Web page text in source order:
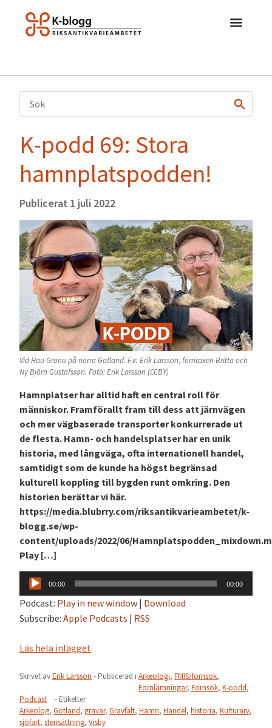
K-podd 69: Stora
hamnplatspodden!
Publicerat 1 juli 2022
Vid Hau Grönu på norra Gotland. F.v: Erik Larsson, forntaxen Britta och
Ny Björn Gustafsson. Foto: Erik Larsson (CCBY)
Hamnplatser har alltid haft en central roll för
människor. Framförallt fram till dess att järnvägen
och mer vägbaserade transporter konkurrerade ut
de flesta. Hamn- och handelsplatser har en unik
historia, med långväga, ofta internationell handel,
samtidigt som de kunde ha högst begränsad
kulturell koppling till bygden runt omkring. Den
historien berättar vi här.
https://media.blubrry.com/riksantikvarieambetet/k-
blogg.se/wp-
content/uploads/2022/06/
Play […]
Ljudspelare
00:00 00:00
Podcast: Play in new window | Download
Subscribe: Apple Podcasts | RSS
Läs hela inlägget
Skrivet avErik Larsson - Publicerad i Arkeologi, FMIS/fornsök,
Fornlämningar, Fornsök, K-podd,
Podcast
- Etiketter
Arkeolog, Gotland, gravar, Gravfält, Hamn, Handel, historia, Kulturarv,
sjöfart, stensättning, Visby